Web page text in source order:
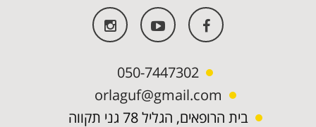
050-7447302
orlaguf@gmail.com
בית הרופאים, הגליל 78 גני תקווה